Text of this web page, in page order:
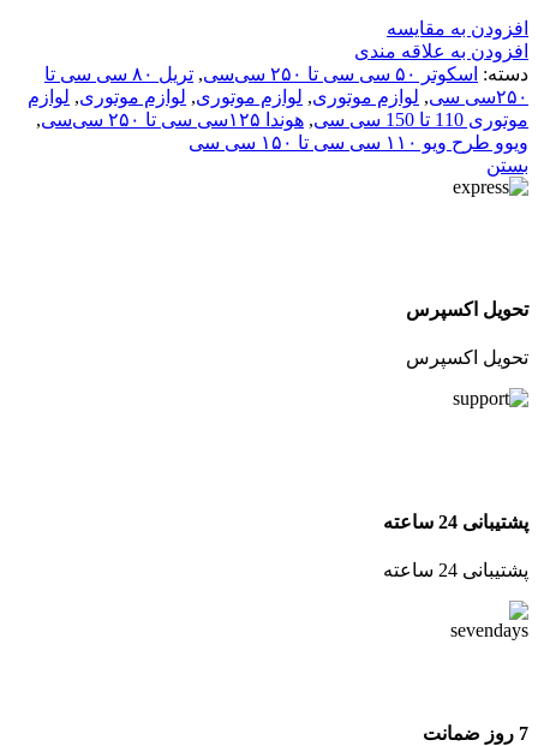
افزودن به مقایسه
افزودن به علاقه مندی
دسته: اسکوتر ۵۰ سی سی تا ۲۵۰ سی‌سی ,
تریل ۸۰ سی سی تا
۲۵۰سی سی
, لوازم موتوری, لوازم موتوری, لوازم موتوری, لوازم
موتوری 110 تا 150 سی سی
, هوندا ۱۲۵سی سی تا ۲۵۰ سی‌سی
,
ویوو طرح ویو ۱۱۰ سی سی تا ۱۵۰ سی سی
بستن
تحویل اکسپرس
تحویل اکسپرس
پشتیبانی 24 ساعته
پشتیبانی 24 ساعته
7 روز ضمانت